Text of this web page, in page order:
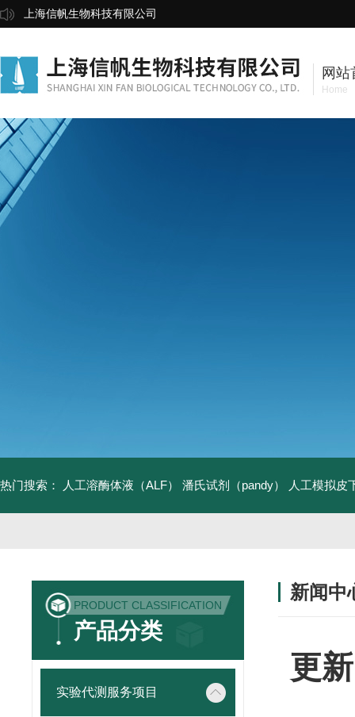
上海信帆生物科技有限公司
网站
Home
热门搜索： 人工溶酶体液（ALF） 潘氏试剂（pandy） 人工模拟皮
PRODUCT CLASSIFICATION
产品分类
实验代测服务项目
新闻中
更